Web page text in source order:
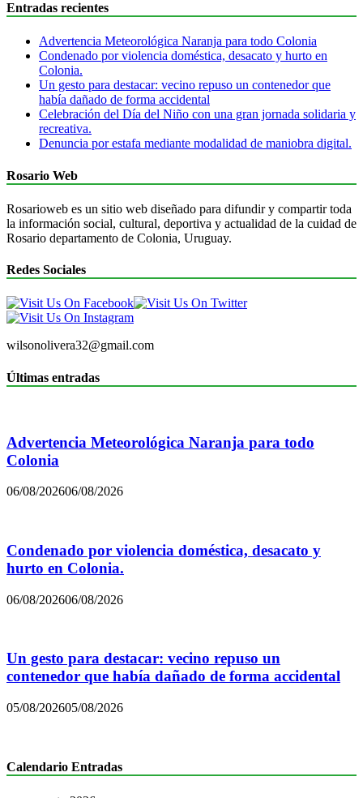
Entradas recientes
Advertencia Meteorológica Naranja para todo Colonia
Condenado por violencia doméstica, desacato y hurto en
Colonia.
Un gesto para destacar: vecino repuso un contenedor que
había dañado de forma accidental
Celebración del Día del Niño con una gran jornada solidaria y
recreativa.
Denuncia por estafa mediante modalidad de maniobra digital.
Rosario Web
Rosarioweb es un sitio web diseñado para difundir y compartir toda
la información social, cultural, deportiva y actualidad de la cuidad de
Rosario departamento de Colonia, Uruguay.
Redes Sociales
wilsonolivera32@gmail.com
Últimas entradas
Advertencia Meteorológica Naranja para todo
Colonia
06/08/202606/08/2026
Condenado por violencia doméstica, desacato y
hurto en Colonia.
06/08/202606/08/2026
Un gesto para destacar: vecino repuso un
contenedor que había dañado de forma accidental
05/08/202605/08/2026
Calendario Entradas